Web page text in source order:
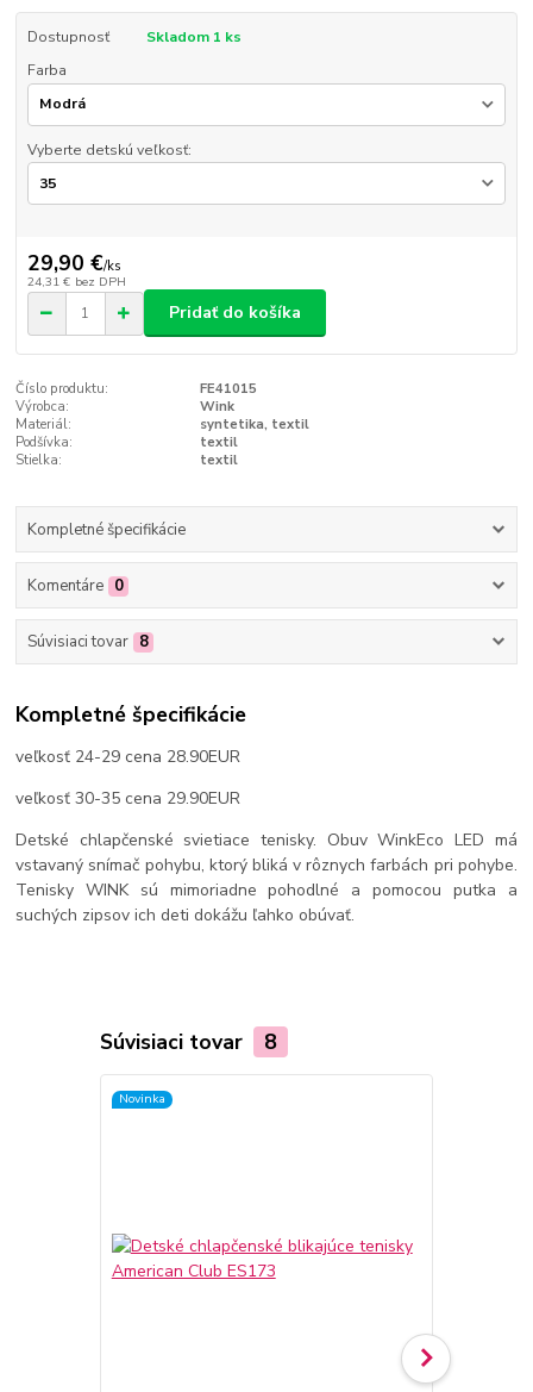
Dostupnosť
Skladom 1 ks
Farba
Vyberte detskú veľkosť:
29,90 €/ks
24,31 € bez DPH
Pridať do košíka
Číslo produktu:
FE41015
Výrobca:
Wink
Materiál:
syntetika, textil
Podšívka:
textil
Stielka:
textil
Kompletné špecifikácie
Komentáre 0
Súvisiaci tovar 8
Kompletné špecifikácie
veľkosť 24-29 cena 28.90EUR
veľkosť 30-35 cena 29.90EUR
Detské chlapčenské svietiace tenisky. Obuv WinkEco LED má
vstavaný snímač pohybu, ktorý bliká v rôznych farbách pri pohybe.
Tenisky WINK sú mimoriadne pohodlné a pomocou putka a
suchých zipsov ich deti dokážu ľahko obúvať.
Súvisiaci tovar 8
Novinka